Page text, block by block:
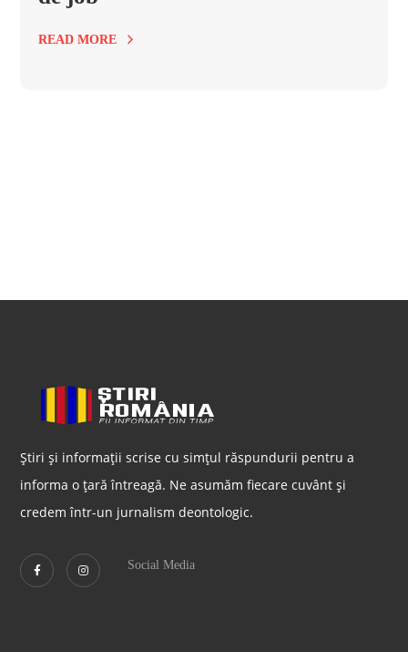
READ MORE
Știri și informații scrise cu simțul răspundurii pentru a
informa o țară întreagă. Ne asumăm fiecare cuvânt și
credem într-un jurnalism deontologic.
Social Media